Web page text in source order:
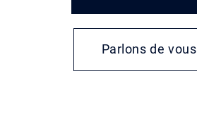
Parlons de vous